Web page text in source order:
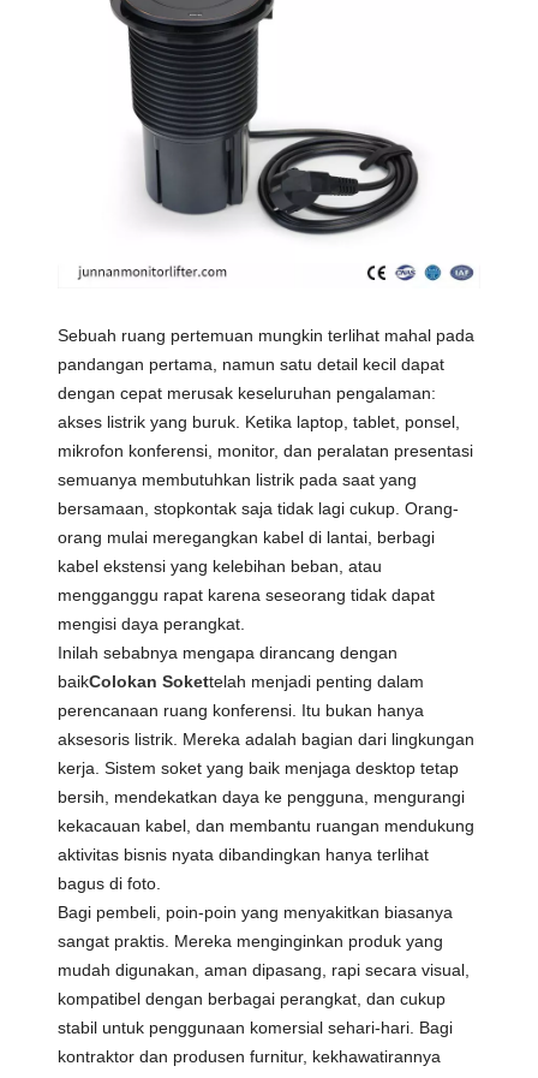
Sebuah ruang pertemuan mungkin terlihat mahal pada
pandangan pertama, namun satu detail kecil dapat
dengan cepat merusak keseluruhan pengalaman:
akses listrik yang buruk. Ketika laptop, tablet, ponsel,
mikrofon konferensi, monitor, dan peralatan presentasi
semuanya membutuhkan listrik pada saat yang
bersamaan, stopkontak saja tidak lagi cukup. Orang-
orang mulai meregangkan kabel di lantai, berbagi
kabel ekstensi yang kelebihan beban, atau
mengganggu rapat karena seseorang tidak dapat
mengisi daya perangkat.
Inilah sebabnya mengapa dirancang dengan
baikColokan Sokettelah menjadi penting dalam
perencanaan ruang konferensi. Itu bukan hanya
aksesoris listrik. Mereka adalah bagian dari lingkungan
kerja. Sistem soket yang baik menjaga desktop tetap
bersih, mendekatkan daya ke pengguna, mengurangi
kekacauan kabel, dan membantu ruangan mendukung
aktivitas bisnis nyata dibandingkan hanya terlihat
bagus di foto.
Bagi pembeli, poin-poin yang menyakitkan biasanya
sangat praktis. Mereka menginginkan produk yang
mudah digunakan, aman dipasang, rapi secara visual,
kompatibel dengan berbagai perangkat, dan cukup
stabil untuk penggunaan komersial sehari-hari. Bagi
kontraktor dan produsen furnitur, kekhawatirannya